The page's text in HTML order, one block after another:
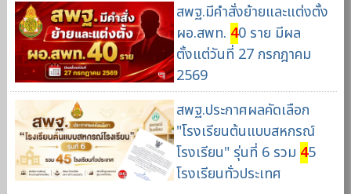
สพฐ.มีคำสั่งย้ายและแต่งตั้ง
ผอ.สพท. 40 ราย มีผล
ตั้งแต่วันที่ 27 กรกฎาคม
2569
สพฐ.ประกาศผลคัดเลือก
"โรงเรียนต้นแบบสหกรณ์
โรงเรียน" รุ่นที่ 6 รวม 45
โรงเรียนทั่วประเทศ